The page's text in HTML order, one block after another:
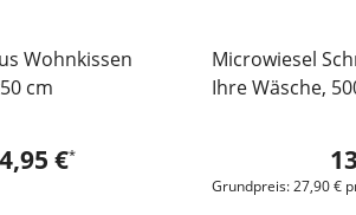
Wohnkissen
cm
€*
TOP
Microwiesel
Ihre Wäsche,
Grundpreis:27,90 €